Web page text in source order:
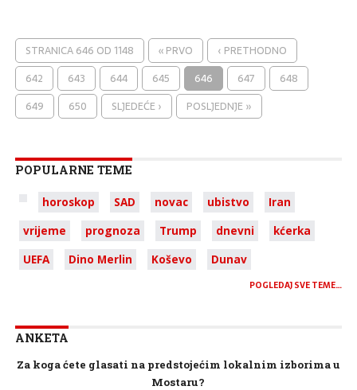
STRANICA 646 OD 1148 « PRVO
‹ PRETHODNO
642
643 644 645 646 647
648
649
650 SLJEDEĆE › POSLJEDNJE »
POPULARNE TEME
horoskop SAD novac ubistvo
Iran
vrijeme
prognoza Trump dnevni
kćerka
UEFA
Dino Merlin Koševo Dunav
POGLEDAJ SVE TEME…
ANKETA
Za koga ćete glasati na predstojećim lokalnim izborima u
Mostaru?